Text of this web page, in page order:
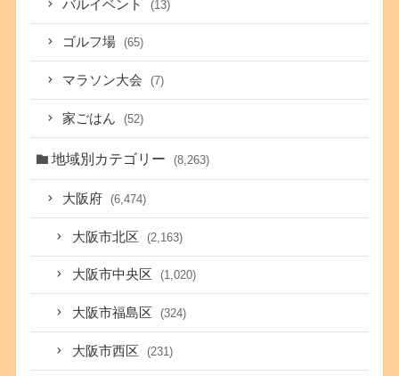
バルイベント (13)
ゴルフ場 (65)
マラソン大会 (7)
家ごはん (52)
地域別カテゴリー (8,263)
大阪府 (6,474)
大阪市北区 (2,163)
大阪市中央区 (1,020)
大阪市福島区 (324)
大阪市西区 (231)